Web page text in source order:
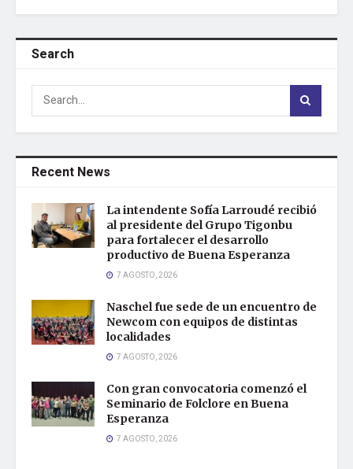
Search
Recent News
La intendente Sofía Larroudé recibió
al presidente del Grupo Tigonbu
para fortalecer el desarrollo
productivo de Buena Esperanza
7 AGOSTO, 2026
Naschel fue sede de un encuentro de
Newcom con equipos de distintas
localidades
7 AGOSTO, 2026
Con gran convocatoria comenzó el
Seminario de Folclore en Buena
Esperanza
7 AGOSTO, 2026